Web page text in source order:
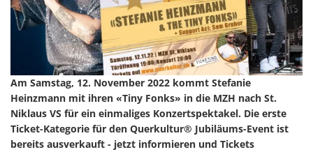
Am Samstag, 12. November 2022 kommt Stefanie
Heinzmann mit ihren «Tiny Fonks» in die MZH nach St.
Niklaus VS für ein einmaliges Konzertspektakel. Die erste
Ticket-Kategorie für den Querkultur® Jubiläums-Event ist
bereits ausverkauft - jetzt informieren und Tickets